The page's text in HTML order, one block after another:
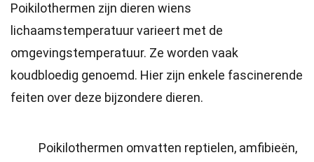
Poikilothermen zijn dieren wiens
lichaamstemperatuur varieert met de
omgevingstemperatuur. Ze worden vaak
koudbloedig genoemd. Hier zijn enkele fascinerende
feiten over deze bijzondere dieren.
Poikilothermen omvatten reptielen, amfibieën,